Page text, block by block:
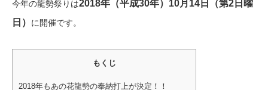
今年の龍勢祭りは2018年（平成30年）10月14日（第2日曜
日） に開催です。
もくじ
2018年もあの花龍勢の奉納打上が決定！！